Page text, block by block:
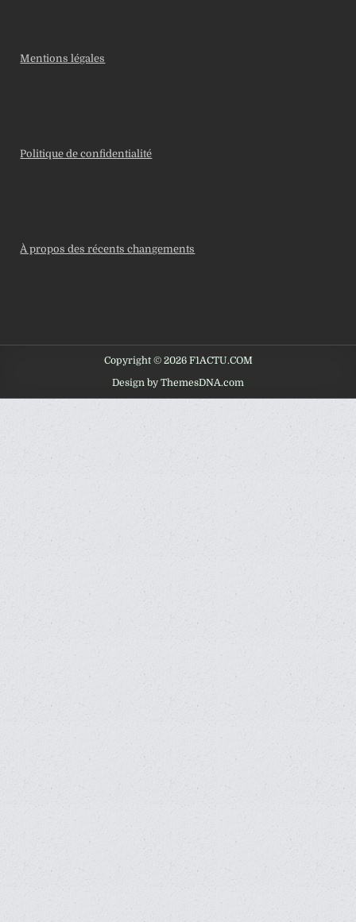
Mentions légales
Politique de confidentialité
À propos des récents changements
Copyright © 2026 F1ACTU.COM
Design by ThemesDNA.com